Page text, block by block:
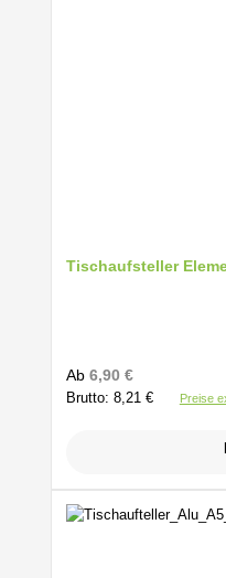
Tischaufsteller
Regulärer Preis:
Ab 6,90 €
Brutto: 8,21 € Preise